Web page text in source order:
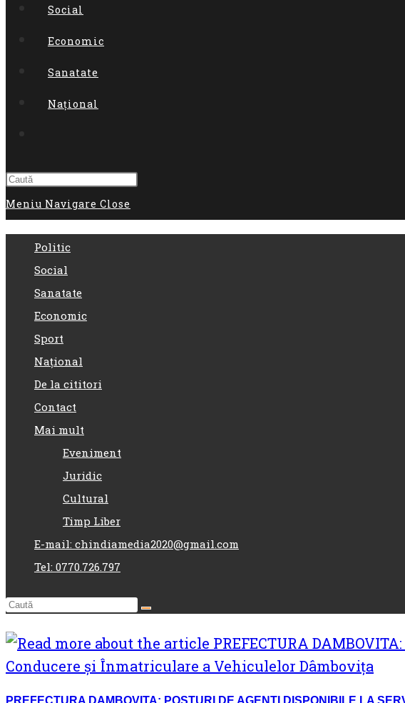
Social
Economic
Sanatate
Național
search
Meniu Navigare Close
Politic
Social
Sanatate
Economic
Sport
Național
De la cititori
Contact
Mai mult
Eveniment
Juridic
Cultural
Timp Liber
E-mail: chindiamedia2020@gmail.com
Tel: 0770.726.797
PREFECTURA DAMBOVITA: POSTURI DE AGENȚI DISPONIBILE LA